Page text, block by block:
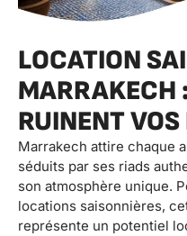
LOCATION
MARRAKECH
RUINENT
Marrakech attire chaque
séduits par ses riads
son atmosphère unique.
locations saisonnières,
représente un potentiel